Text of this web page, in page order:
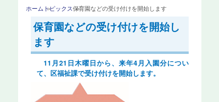
ホーム トピックス保育園などの受け付けを開始します
保育園などの受け付けを開始し
ます
11月21日木曜日から、来年4月入園分につい
て、区福祉課で受け付けを開始します。